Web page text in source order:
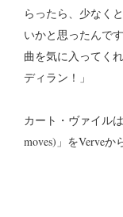
らったら、少なく
いかと思ったんで
曲を気に入ってく
ディラン！」
カート・ヴァイル
moves)」をVerveか